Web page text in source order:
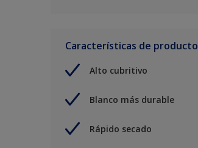
Características de producto
Alto cubritivo
Blanco más durable
Rápido secado